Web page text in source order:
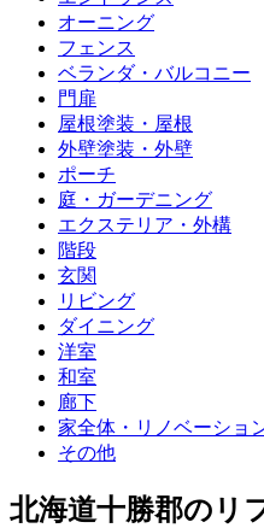
オーニング
フェンス
ベランダ・バルコニー
門扉
屋根塗装・屋根
外壁塗装・外壁
ポーチ
庭・ガーデニング
エクステリア・外構
階段
玄関
リビング
ダイニング
洋室
和室
廊下
家全体・リノベーショ
その他
北海道十勝郡のリ